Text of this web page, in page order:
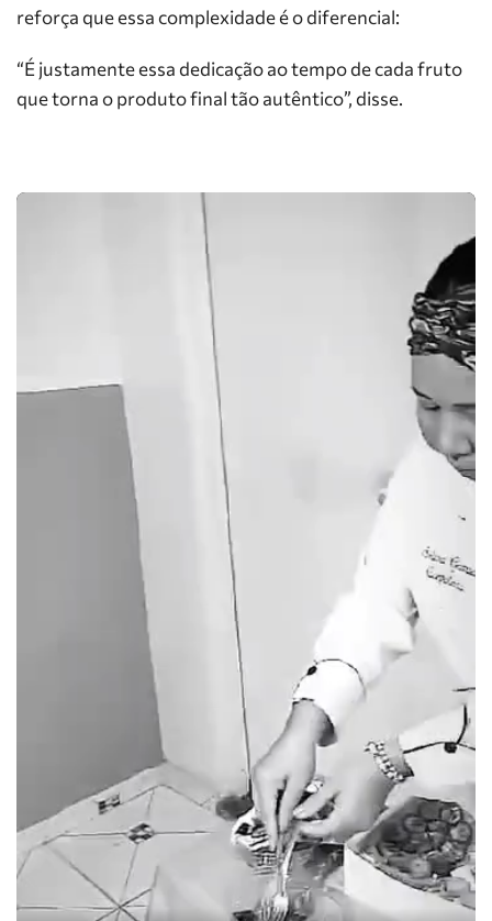
reforça que essa complexidade é o diferencial:
“É justamente essa dedicação ao tempo de cada fruto
que torna o produto final tão autêntico”, disse.